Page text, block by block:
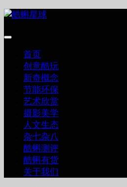
跳
内
首页
创意酷玩
新奇概念
节能环保
艺术欣赏
摄影美学
人文生态
杂七杂八
酷蝌测评
酷蝌有货
关于我们